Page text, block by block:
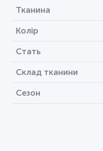
Тканина
Колір
Стать
Склад тканини
Сезон